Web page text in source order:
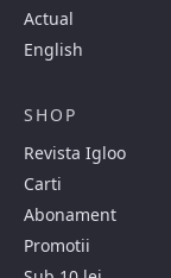
Actual
English
SHOP
Revista Igloo
Carti
Abonament
Promotii